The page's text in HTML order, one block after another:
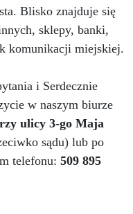
Blisko znajduje się
sklepy, banki,
komunikacji miejskiej.
i Serdecznie
w naszym biurze
ulicy 3-go Maja
sądu) lub po
telefonu: 509 895